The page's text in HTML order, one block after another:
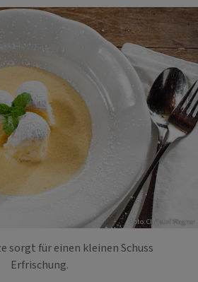
Foto: Christof Wagner
sorgt für einen kleinen Schuss
Erfrischung.